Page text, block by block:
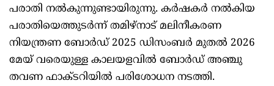
പരാതി നല്‍കുന്നുണ്ടായിരുന്നു. കര്‍ഷകര്‍ നല്‍കിയ
പരാതിയെത്തുടര്‍ന്ന് തമിഴ്നാട് മലിനീകരണ
നിയന്ത്രണ ബോര്‍ഡ് 2025 ഡിസംബര്‍ മുതല്‍ 2026
മേയ് വരെയുള്ള കാലയളവില്‍ ബോര്‍ഡ് അഞ്ചു
തവണ ഫാക്ടറിയില്‍ പരിശോധന നടത്തി.